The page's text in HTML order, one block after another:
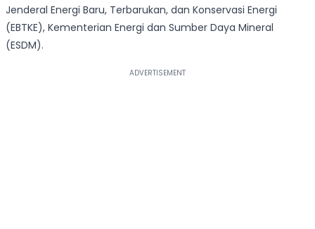
Jenderal Energi Baru, Terbarukan, dan Konservasi Energi
(EBTKE), Kementerian Energi dan Sumber Daya Mineral
(ESDM).